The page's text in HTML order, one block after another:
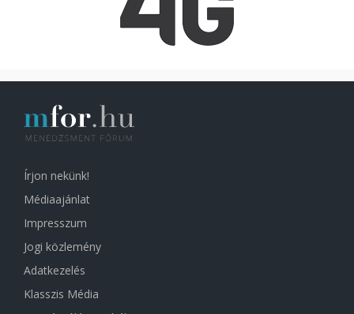
Írjon nekünk!
Médiaajánlat
Impresszum
Jogi közlemény
Adatkezelés
Klasszis Média